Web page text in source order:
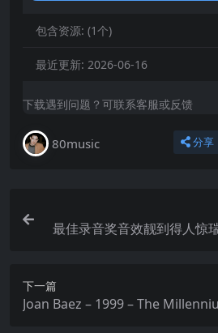
包含资源: (1个)
最近更新: 2026-06-16
下载遇到问题？可联系客服或反馈
80music 分享
最佳录音奖音效靓到得人惊
下一篇
Joan Baez – 1999 – The